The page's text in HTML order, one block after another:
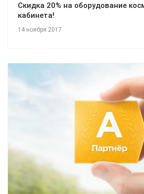
Скидка 20% на оборудование
кабинета!
14 ноября 2017